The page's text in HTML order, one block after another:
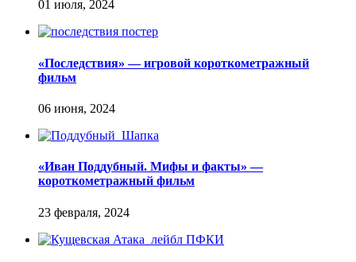
«Последствия» — игровой короткометражный
фильм
«Иван Поддубный. Мифы и факты» —
короткометражный фильм